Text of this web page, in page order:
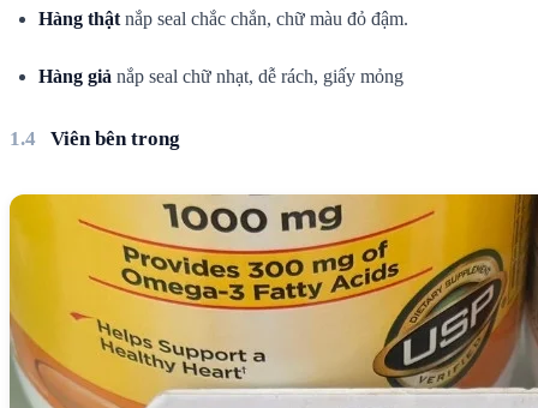
Hàng thật nắp seal chắc chắn, chữ màu đỏ đậm.
Hàng giả nắp seal chữ nhạt, dễ rách, giấy mỏng
Viên bên trong